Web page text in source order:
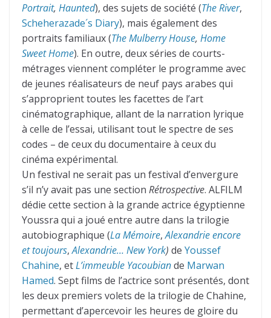
Portrait, Haunted), des sujets de société (The River,
Scheherazade´s Diary), mais également des
portraits familiaux (The Mulberry House, Home
Sweet Home). En outre, deux séries de courts-
métrages viennent compléter le programme avec
de jeunes réalisateurs de neuf pays arabes qui
s’approprient toutes les facettes de l’art
cinématographique, allant de la narration lyrique
à celle de l’essai, utilisant tout le spectre de ses
codes – de ceux du documentaire à ceux du
cinéma expérimental.
Un festival ne serait pas un festival d’envergure
s’il n’y avait pas une section Rétrospective. ALFILM
dédie cette section à la grande actrice égyptienne
Youssra qui a joué entre autre dans la trilogie
autobiographique (La Mémoire,Alexandrie encore
et toujours,Alexandrie… New York) de Youssef
Chahine, etL’immeuble Yacoubiande Marwan
Hamed. Sept films de l’actrice sont présentés, dont
les deux premiers volets de la trilogie de Chahine,
permettant d’apercevoir les heures de gloire du